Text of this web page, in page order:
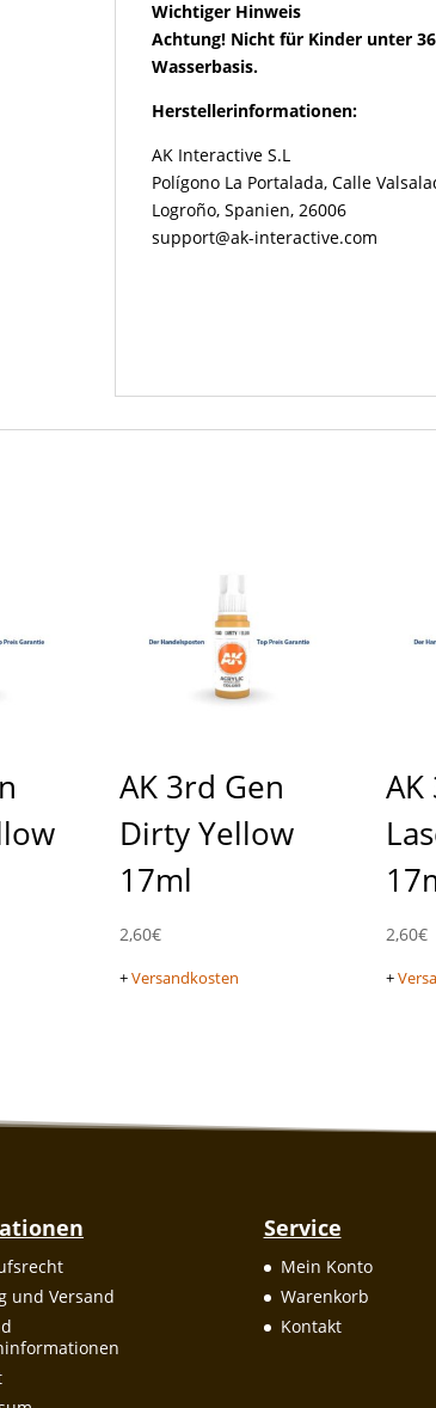
Wichtiger Hinweis
Achtung! Nicht für Kinder unter
Wasserbasis.
Herstellerinformationen:
AK Interactive S.L
Polígono La Portalada, Calle
Logroño, Spanien, 26006
support@ak-interactive.com
AK 3rd Gen
Dirty Yellow
17ml
2,60€
+Versandkosten
AK
2,60€
+
und Versand
Service
Mein Konto
Warenkorb
Kontakt